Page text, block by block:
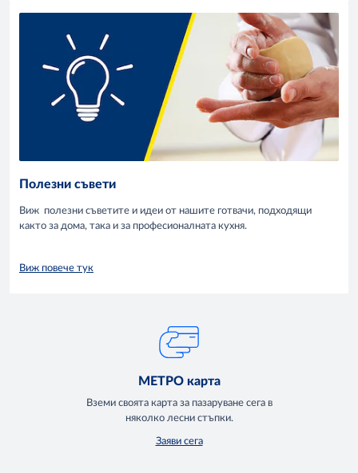
Полезни съвети
Виж полезни съветите и идеи от нашите готвачи, подходящи
както за дома, така и за професионалната кухня.
Виж повече тук
МЕТРО карта
Вземи своята карта за пазаруване сега в
няколко лесни стъпки.
Заяви сега